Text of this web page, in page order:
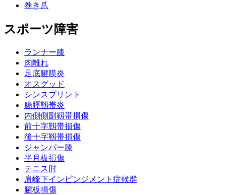
巻き爪
スポーツ障害
ランナー膝
肉離れ
足底腱膜炎
オスグッド
シンスプリント
腸脛靱帯炎
内側側副靱帯損傷
前十字靱帯損傷
後十字靱帯損傷
ジャンパー膝
半月板損傷
テニス肘
肩峰下インピンジメント症候群
腱板損傷